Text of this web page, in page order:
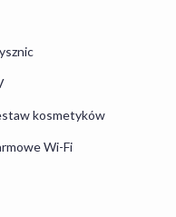
kosmetyków
Wi-Fi